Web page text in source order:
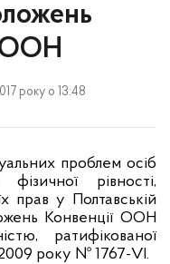
ООН
року о 13:48
проблем осіб
рівності,
прав у Полтавській
Конвенції ООН
ратифікованої
року № 1767-VI.